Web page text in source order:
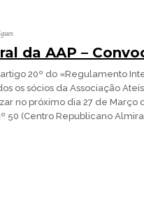
da AAP –
20º do «Regulamento
os sócios da Associação
no próximo dia 27 de Março
50 (Centro Republicano